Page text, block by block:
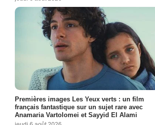
Premières images Les Yeux verts : un film
français fantastique sur un sujet rare avec
Anamaria Vartolomei et Sayyid El Alami